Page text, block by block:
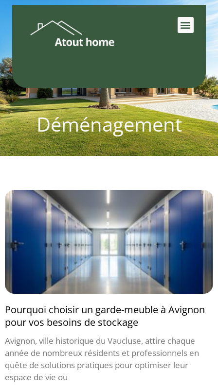
Déménagement
Pourquoi choisir un garde-meuble à Avignon
pour vos besoins de stockage
Avignon, ville historique du Vaucluse, attire chaque
année de nombreux résidents et professionnels en
quête de solutions pratiques pour optimiser leur
espace de vie ou